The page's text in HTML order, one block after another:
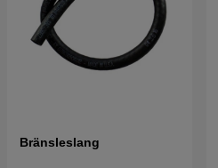
Bränsleslang